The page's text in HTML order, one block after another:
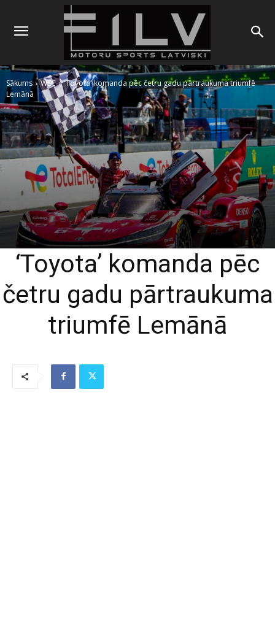
Sākums WEC
'Toyota' komanda pēc četru gadu pārtraukuma triumfē
Lemānā
‘Toyota’ komanda pēc
četru gadu pārtraukuma
triumfē Lemānā